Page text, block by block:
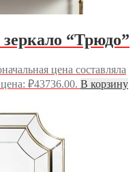
зеркало “Трюдо”
цена составляла
₽43736.00. В корзину